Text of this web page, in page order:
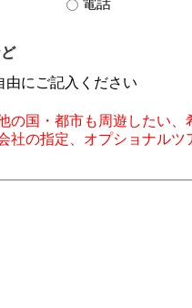
電話
由にご記入ください
の国・都市も周遊したい、
社の指定、オプショナルツ